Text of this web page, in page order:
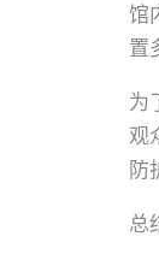
馆
置
为
观
防
总